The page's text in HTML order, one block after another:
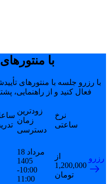
با
با رزرو جلسه با منتورهای
فعال کنید و از راهنمایی،
زودترین
زمان
دسترسی
نرخ
ساعتی
18 مرداد
1405
10:00-
11:00
از
1,200,000
تومان
رزرو